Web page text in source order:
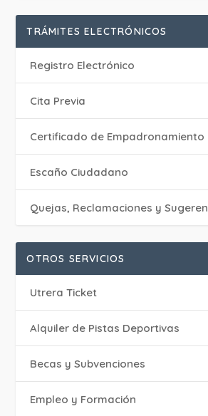
TRÁMITES ELECTRÓNICOS
Registro Electrónico
Cita Previa
Certificado de Empadronamiento
Escaño Ciudadano
Quejas, Reclamaciones y
OTROS SERVICIOS
Utrera Ticket
Alquiler de Pistas Deportivas
Becas y Subvenciones
Empleo y Formación